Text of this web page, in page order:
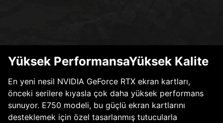
Yüksek PerformansaYüksek Kalite
En yeni nesil NVIDIA GeForce RTX ekran kartları,
önceki serilere kıyasla çok daha yüksek performans
sunuyor. E750 modeli, bu güçlü ekran kartlarını
desteklemek için özel tasarlanmış tutucularla